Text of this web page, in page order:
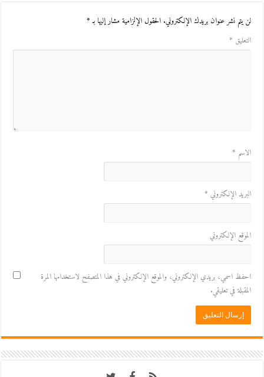
لن يتم نشر عنوان بريدك الإلكتروني. الحقول الإلزامية مشار إليها بـ*
التعليق *
الاسم *
البريد الإلكتروني *
الموقع الإلكتروني
احفظ اسمي، بريدي الإلكتروني، والموقع الإلكتروني في هذا المتصفح لاستخدامها المرة
المقبلة في تعليقي.